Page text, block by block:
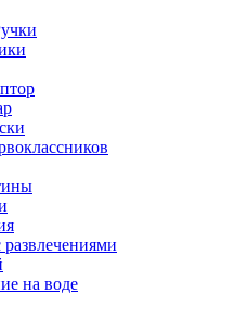
на воде